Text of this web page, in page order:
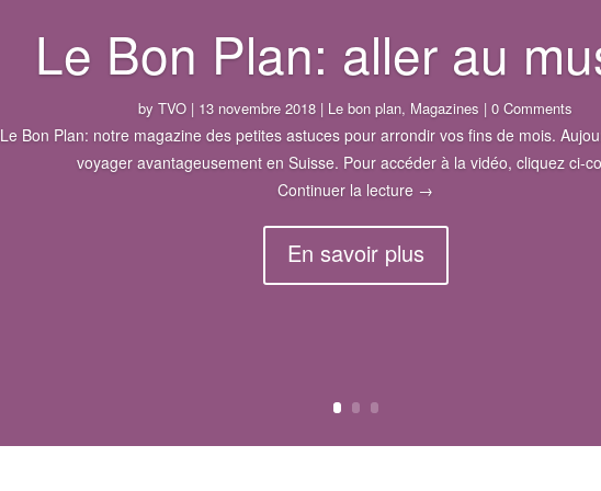
Le Bon Plan: aller au
by TVO | 13 novembre 2018 | Le bon plan, Magazines | 0 Comments
Le Bon Plan: notre magazine des petites astuces pour arrondir vos fins de mois.
voyager avantageusement en Suisse. Pour accéder à la vidéo, cliquez ci-
Continuer la lecture
Le Bon Plan: aller au musée
→
En savoir plus